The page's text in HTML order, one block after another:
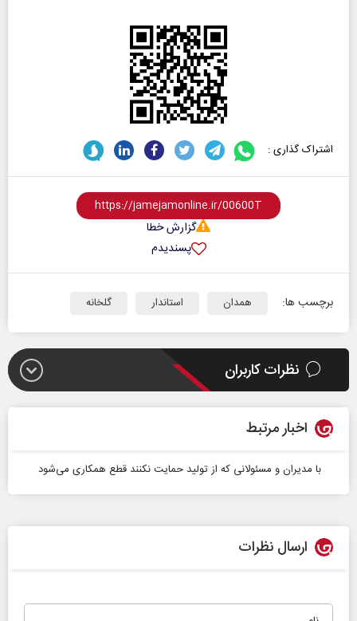
اشتراک گذاری :
گزارش خطا
پسندیدم
برچسب ها: همدان استاندار گلخانه
نظرات کاربران
اخبار مرتبط
با مدیران و مسئولانی که از تولید حمایت نکنند قطع همکاری می‌شود
ارسال نظرات